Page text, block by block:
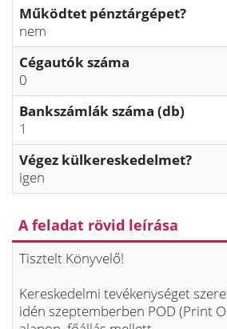
Működtet pénztárgépet?
nem
Cégautók száma
0
Bankszámlák száma (db)
1
Végez külkereskedelmet?
igen
A feladat rövid leírása
Tisztelt Könyvelő!
Kereskedelmi tevékenységet
idén szeptemberben POD (Print